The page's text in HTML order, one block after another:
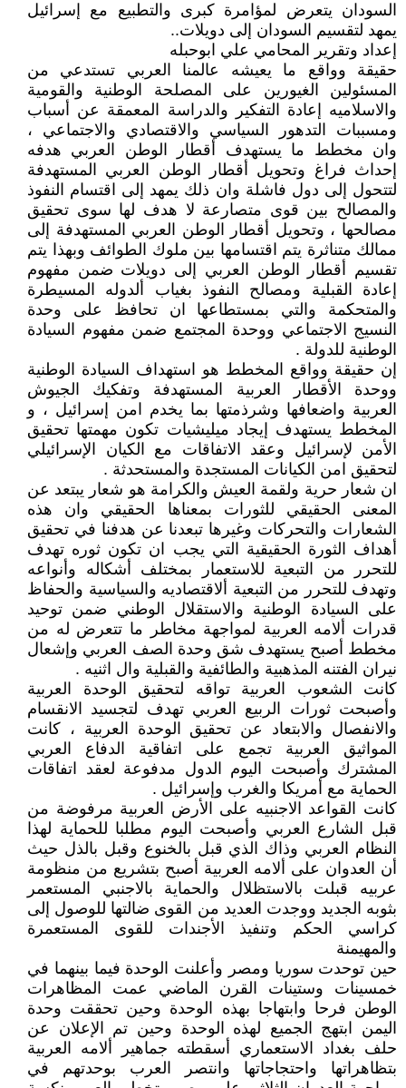
السودان يتعرض لمؤامرة كبرى والتطبيع مع إسرائيل
يمهد لتقسيم السودان إلى دويلات..
إعداد وتقرير المحامي علي ابوحبله
حقيقة وواقع ما يعيشه عالمنا العربي تستدعي من
المسئولين الغيورين على المصلحة الوطنية والقومية
والاسلاميه إعادة التفكير والدراسة المعمقة عن أسباب
ومسببات التدهور السياسي والاقتصادي والاجتماعي ،
وان مخطط ما يستهدف أقطار الوطن العربي هدفه
إحداث فراغ وتحويل أقطار الوطن العربي المستهدفة
لتتحول إلى دول فاشلة وان ذلك يمهد إلى اقتسام النفوذ
والمصالح بين قوى متصارعة لا هدف لها سوى تحقيق
مصالحها ، وتحويل أقطار الوطن العربي المستهدفة إلى
ممالك متناثرة يتم اقتسامها بين ملوك الطوائف وبهذا يتم
تقسيم أقطار الوطن العربي إلى دويلات ضمن مفهوم
إعادة القبلية ومصالح النفوذ بغياب ألدوله المسيطرة
والمتحكمة والتي بمستطاعها ان تحافظ على وحدة
النسيج الاجتماعي ووحدة المجتمع ضمن مفهوم السيادة
الوطنية للدولة .
إن حقيقة وواقع المخطط هو استهداف السيادة الوطنية
ووحدة الأقطار العربية المستهدفة وتفكيك الجيوش
العربية واضعافها وشرذمتها بما يخدم امن إسرائيل ، و
المخطط يستهدف إيجاد ميليشيات تكون مهمتها تحقيق
الأمن لإسرائيل وعقد الاتفاقات مع الكيان الإسرائيلي
لتحقيق امن الكيانات المستجدة والمستحدثة .
ان شعار حرية ولقمة العيش والكرامة هو شعار يبتعد عن
المعنى الحقيقي للثورات بمعناها الحقيقي وان هذه
الشعارات والتحركات وغيرها تبعدنا عن هدفنا في تحقيق
أهداف الثورة الحقيقية التي يجب ان تكون ثوره تهدف
للتحرر من التبعية للاستعمار بمختلف أشكاله وأنواعه
وتهدف للتحرر من التبعية ألاقتصاديه والسياسية والحفاظ
على السيادة الوطنية والاستقلال الوطني ضمن توحيد
قدرات ألامه العربية لمواجهة مخاطر ما تتعرض له من
مخطط أصبح يستهدف شق وحدة الصف العربي وإشعال
نيران الفتنه المذهبية والطائفية والقبلية وال اثنيه .
كانت الشعوب العربية تواقه لتحقيق الوحدة العربية
وأصبحت ثورات الربيع العربي تهدف لتجسيد الانقسام
والانفصال والابتعاد عن تحقيق الوحدة العربية ، كانت
المواثيق العربية تجمع على اتفاقية الدفاع العربي
المشترك وأصبحت اليوم الدول مدفوعة لعقد اتفاقات
الحماية مع أمريكا والغرب وإسرائيل .
كانت القواعد الاجنبيه على الأرض العربية مرفوضة من
قبل الشارع العربي وأصبحت اليوم مطلبا للحماية لهذا
النظام العربي وذاك الذي قبل بالخنوع وقبل بالذل حيث
أن العدوان على ألامه العربية أصبح بتشريع من منظومة
عربيه قبلت بالاستظلال والحماية بالاجنبي المستعمر
بثوبه الجديد ووجدت العديد من القوى ضالتها للوصول إلى
كراسي الحكم وتنفيذ الأجندات للقوى المستعمرة
والمهيمنة
حين توحدت سوريا ومصر وأعلنت الوحدة فيما بينهما في
خمسينات وستينات القرن الماضي عمت المظاهرات
الوطن فرحا وابتهاجا بهذه الوحدة وحين تحققت وحدة
اليمن ابتهج الجميع لهذه الوحدة وحين تم الإعلان عن
حلف بغداد الاستعماري أسقطته جماهير ألامه العربية
بتظاهراتها واحتجاجاتها وانتصر العرب بوحدتهم في